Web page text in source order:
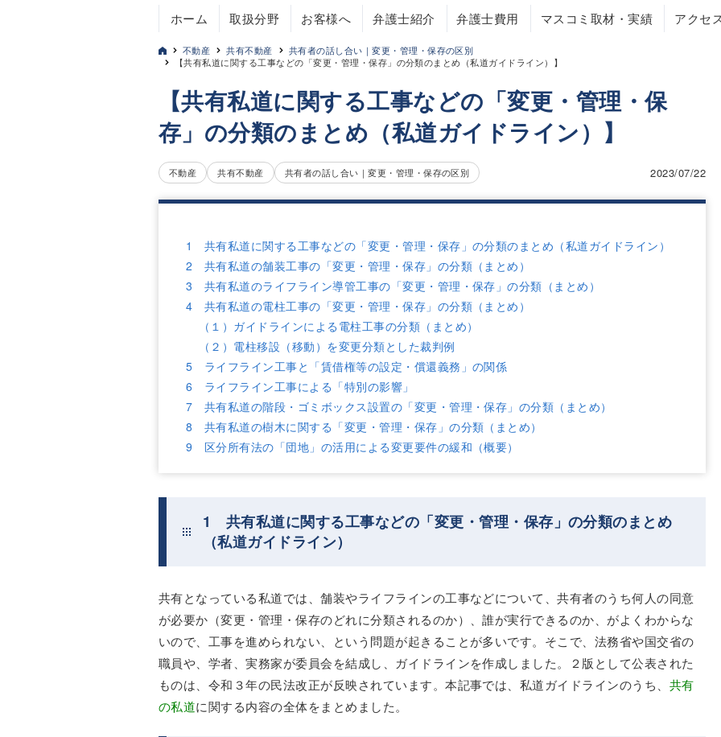
ホーム 取扱分野 お客様へ 弁護士紹介 弁護士費用 マスコミ取材・実績 アクセ
不動産 共有不動産
共有者の話し合い｜変更・管理・保存の区別
【共有私道に関する工事などの「変更・管理・保存」の分類のまとめ（私道ガイドライン）】
【共有私道に関する工事などの「変更・管理・保
存」の分類のまとめ（私道ガイドライン）】
不動産 共有不動産 共有者の話し合い｜変更・管理・保存の区別 2023/07/22
1 共有私道に関する工事などの「変更・管理・保存」の分類のまとめ（私道ガイドライン）
2 共有私道の舗装工事の「変更・管理・保存」の分類（まとめ）
3 共有私道のライフライン導管工事の「変更・管理・保存」の分類（まとめ）
4 共有私道の電柱工事の「変更・管理・保存」の分類（まとめ）
（１）ガイドラインによる電柱工事の分類（まとめ）
（２）電柱移設（移動）を変更分類とした裁判例
5 ライフライン工事と「賃借権等の設定・償還義務」の関係
6 ライフライン工事による「特別の影響」
7 共有私道の階段・ゴミボックス設置の「変更・管理・保存」の分類（まとめ）
8 共有私道の樹木に関する「変更・管理・保存」の分類（まとめ）
9 区分所有法の「団地」の活用による変更要件の緩和（概要）
1 共有私道に関する工事などの「変更・管理・保存」の分類のまとめ
（私道ガイドライン）
共有となっている私道では、舗装やライフラインの工事などについて、共有者のうち何人の同意
が必要か（変更・管理・保存のどれに分類されるのか）、誰が実行できるのか、がよくわからな
いので、工事を進められない、という問題が起きることが多いです。そこで、法務省や国交省の
職員や、学者、実務家が委員会を結成し、ガイドラインを作成しました。２版として公表された
ものは、令和３年の民法改正が反映されています。本記事では、私道ガイドラインのうち、 共有
の私道に関する内容の全体をまとめました。